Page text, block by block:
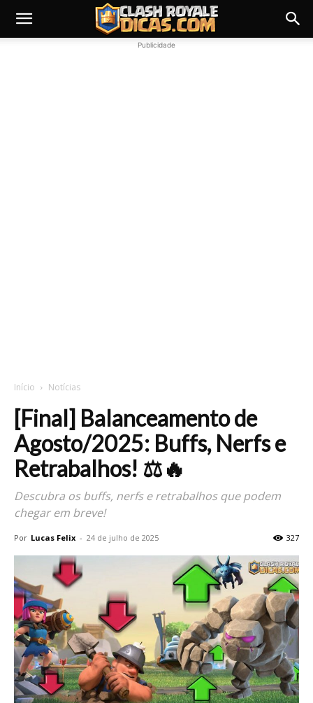
Publicidade
Início Notícias
[Final] Balanceamento de
Agosto/2025: Buffs, Nerfs e
Retrabalhos! ⚖️🔥
Descubra os buffs, nerfs e retrabalhos que podem
chegar em breve!
Por Lucas Felix - 24 de julho de 2025 327